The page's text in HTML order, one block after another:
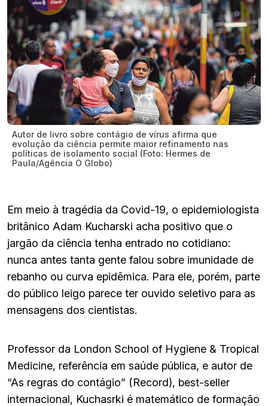
Autor de livro sobre contágio de vírus afirma que
evolução da ciência permite maior refinamento nas
políticas de isolamento social (Foto: Hermes de
Paula/Agência O Globo)
Em meio à tragédia da Covid-19, o epidemiologista
britânico Adam Kucharski acha positivo que o
jargão da ciência tenha entrado no cotidiano:
nunca antes tanta gente falou sobre imunidade de
rebanho ou curva epidêmica. Para ele, porém, parte
do público leigo parece ter ouvido seletivo para as
mensagens dos cientistas.
Professor da London School of Hygiene & Tropical
Medicine, referência em saúde pública, e autor de
“As regras do contágio” (Record), best-seller
internacional, Kuchasrki é matemático de formação